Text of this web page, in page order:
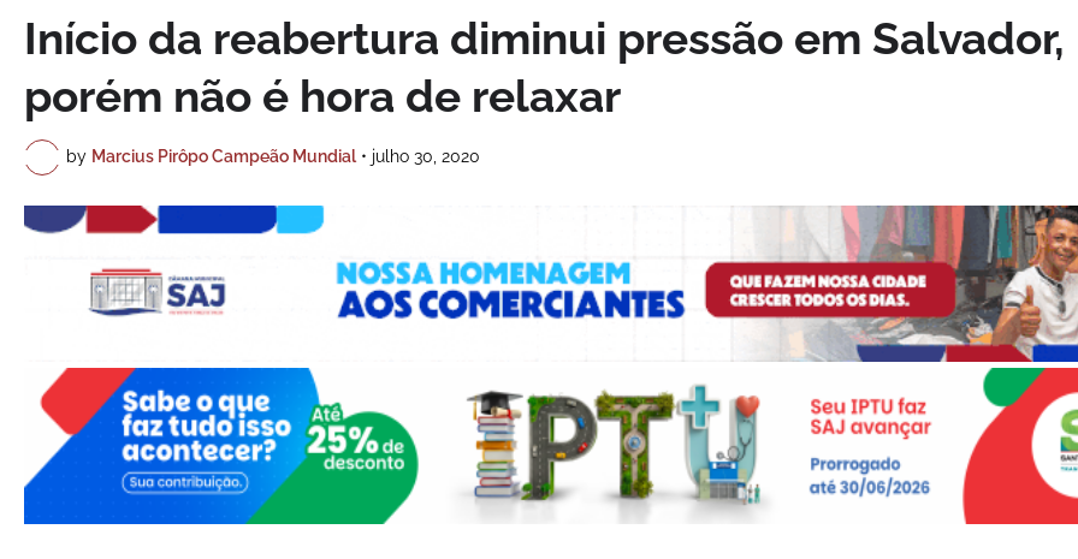
Início da reabertura diminui pressão em Salvador,
porém não é hora de relaxar
by Marcius Pirôpo Campeão Mundial • julho 30, 2020